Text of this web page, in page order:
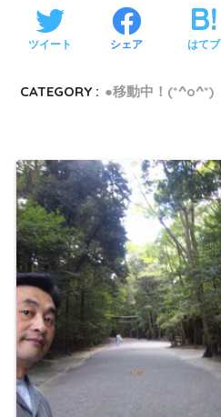
ツイート シェア はてブ
CATEGORY : ●移動中！(*^o^*)